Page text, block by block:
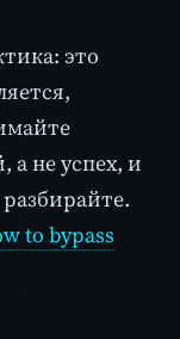
это
а не успех, и
to bypass